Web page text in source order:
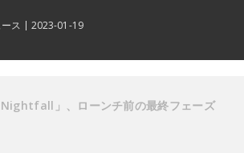
ス 2023-01-19
Nightfall」、ローンチ前の最終フェーズ